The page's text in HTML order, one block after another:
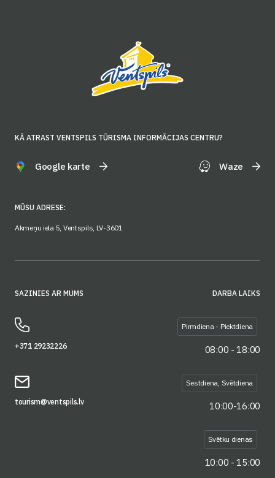
KĀ ATRAST VENTSPILS TŪRISMA INFORMĀCIJAS CENTRU?
Google karte Waze
MŪSU ADRESE:
Akmeņu iela 5, Ventspils, LV-3601
SAZINIES AR MUMS
+371 29232226
tourism@ventspils.lv
DARBA LAIKS
Pirmdiena - Piektdiena
08:00 - 18:00
Sestdiena, Svētdiena
10:00-16:00
Svētku dienas
10:00 - 15:00